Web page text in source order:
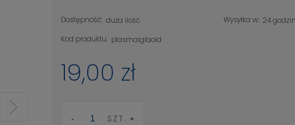
Dostępność: duża ilość Wysyłka w: 24
Kod produktu: plasmaiglaold
19,00 zł
SZT.